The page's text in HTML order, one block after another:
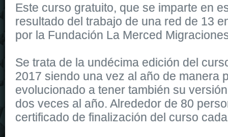
Este curso gratuito, que se imparte en
resultado del trabajo de una red de 13
por la Fundación La Merced
Se trata de la undécima edición del
2017 siendo una vez al año de manera
evolucionado a tener también su
dos veces al año. Alrededor de 80
certificado de finalización del curso